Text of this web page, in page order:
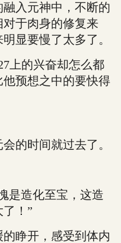
入元神中，不断的
于肉身的修复来
显要慢了太多了。
上的兴奋却怎么都
预想之中的要快得
的时间就过去了。
是造化至宝，这造
！”
睁开，感受到体内